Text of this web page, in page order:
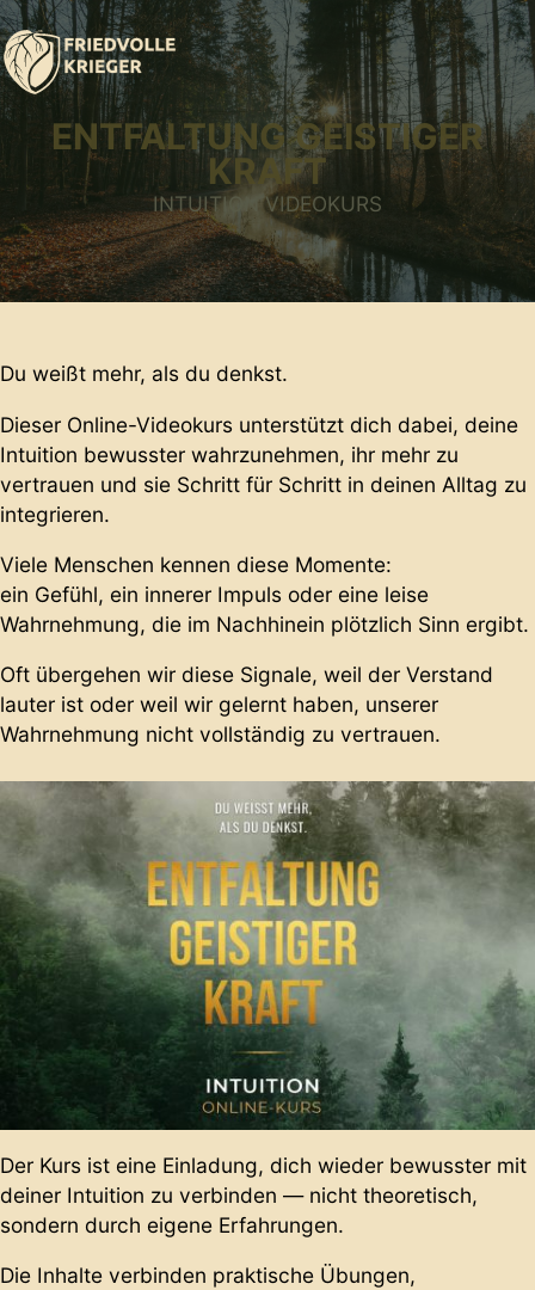
ENTFALTUNG GEISTIGER
KRAFT
INTUITION VIDEOKURS
Du weißt mehr, als du denkst.
Dieser Online-Videokurs unterstützt dich dabei, deine
Intuition bewusster wahrzunehmen, ihr mehr zu
vertrauen und sie Schritt für Schritt in deinen Alltag zu
integrieren.
Viele Menschen kennen diese Momente:
ein Gefühl, ein innerer Impuls oder eine leise
Wahrnehmung, die im Nachhinein plötzlich Sinn ergibt.
Oft übergehen wir diese Signale, weil der Verstand
lauter ist oder weil wir gelernt haben, unserer
Wahrnehmung nicht vollständig zu vertrauen.
Der Kurs ist eine Einladung, dich wieder bewusster mit
deiner Intuition zu verbinden — nicht theoretisch,
sondern durch eigene Erfahrungen.
Die Inhalte verbinden praktische Übungen,